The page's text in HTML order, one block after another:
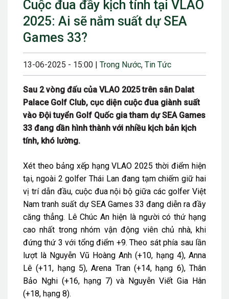
Cuộc đua đầy kịch tính tại VLAO
2025: Ai sẽ nắm suất dự SEA
Games 33?
13-06-2025 - 15:00 | Trong Nước, Tin Tức
Sau 2 vòng đấu của VLAO 2025 trên sân Dalat
Palace Golf Club, cục diện cuộc đua giành suất
vào Đội tuyển Golf Quốc gia tham dự SEA Games
33 đang dần hình thành với nhiều kịch bản kịch
tính, khó lường.
Xét theo bảng xếp hạng VLAO 2025 thời điểm hiện
tại, ngoài 2 golfer Thái Lan đang tạm chiếm giữ hai
vị trí dẫn đầu, cuộc đua nội bộ giữa các golfer Việt
Nam tranh suất dự SEA Games 33 đang diễn ra đầy
căng thẳng. Lê Chúc An hiện là người có thứ hạng
cao nhất trong nhóm vận động viên chủ nhà, khi
đứng thứ 3 với tổng điểm +9. Theo sát phía sau lần
lượt là Nguyễn Vũ Hoàng Anh (+10, hạng 4), Anna
Lê (+11, hạng 5), Arena Tran (+14, hạng 6), Thân
Bảo Nghi (+16, hạng 7) và Nguyễn Viết Gia Hân
(+18, hạng 8).